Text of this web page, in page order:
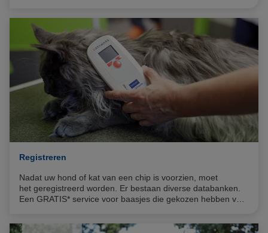
Registreren
Nadat uw hond of kat van een chip is voorzien, moet
het geregistreerd worden. Er bestaan diverse databanken.
Een GRATIS* service voor baasjes die gekozen hebben voor